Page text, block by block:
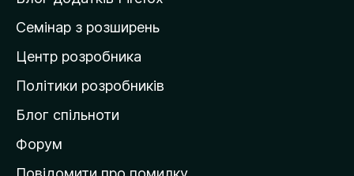
а
д
о
і
в
к
Семінар з розширень
Центр розробника
Політики розробників
Блог спільноти
Форум